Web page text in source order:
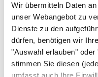
Wir übermitteln Daten
unser Webangebot zu
Dienste zu den
dürfen, benötigen wir
"Auswahl erlauben"
stimmen Sie diesen
umfasst auch Ihre
Bedingungen vor:
aufgelockert, der
sich abgelöst und
zurückgelassen und
Wochenfluss in der